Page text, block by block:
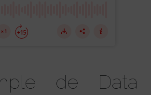
de Data